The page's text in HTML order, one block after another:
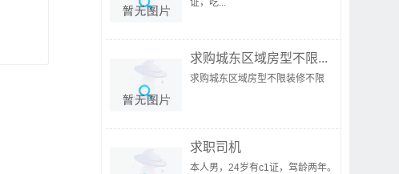
证，吃...
求购城东区域房型不限...
求购城东区域房型不限装修不限
求职司机
本人男，24岁有c1证，驾龄两年。